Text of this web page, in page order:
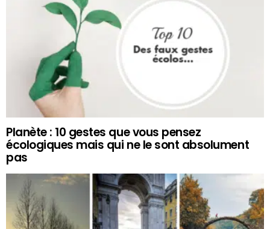
Planète : 10 gestes que vous pensez
écologiques mais qui ne le sont absolument
pas